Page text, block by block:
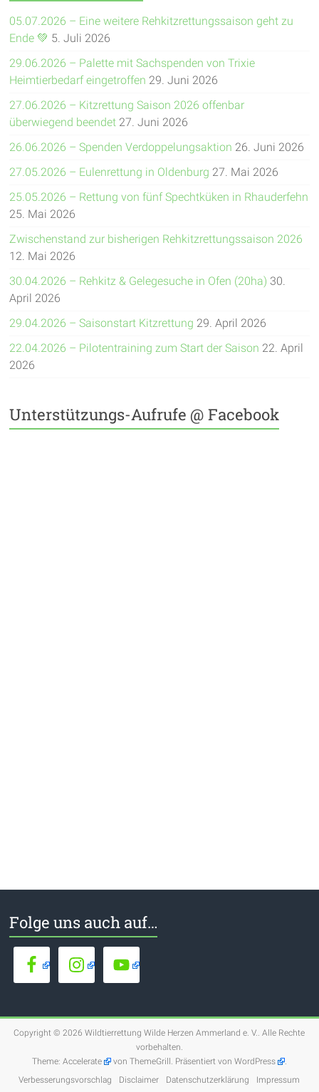
05.07.2026 – Eine weitere Rehkitzrettungssaison geht zu
Ende 💚 5. Juli 2026
29.06.2026 – Palette mit Sachspenden von Trixie
Heimtierbedarf eingetroffen 29. Juni 2026
27.06.2026 – Kitzrettung Saison 2026 offenbar
überwiegend beendet 27. Juni 2026
26.06.2026 – Spenden Verdoppelungsaktion 26. Juni 2026
27.05.2026 – Eulenrettung in Oldenburg 27. Mai 2026
25.05.2026 – Rettung von fünf Spechtküken in Rhauderfehn
25. Mai 2026
Zwischenstand zur bisherigen Rehkitzrettungssaison 2026
12. Mai 2026
30.04.2026 – Rehkitz & Gelegesuche in Ofen (20ha) 30.
April 2026
29.04.2026 – Saisonstart Kitzrettung 29. April 2026
22.04.2026 – Pilotentraining zum Start der Saison 22. April
2026
Unterstützungs-Aufrufe @ Facebook
Folge uns auch auf…
Copyright © 2026Wildtierrettung Wilde Herzen Ammerland e. V.. Alle Rechte
vorbehalten.
Theme: Accelerate von ThemeGrill. Präsentiert von WordPress
.
Verbesserungsvorschlag
Disclaimer Datenschutzerklärung Impressum